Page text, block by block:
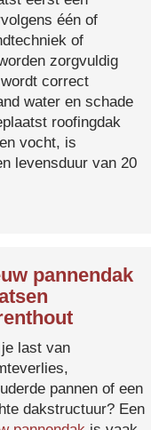
één of
of
zorgvuldig
correct
water en schade
roofingdak
vocht, is
levensduur van 20
pannendak
last van
pannen of een
dakstructuur? Een